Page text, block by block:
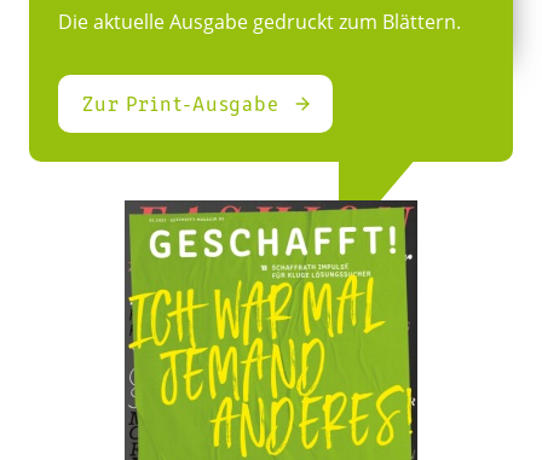
Die aktuelle Ausgabe gedruckt zum Blättern.
Zur Print-Ausgabe